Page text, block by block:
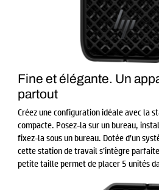
Fine et élégante. Un
partout
Créez une configuration idéale avec la
compacte. Posez-la sur un bureau,
fixez-la sous un bureau. Dotée d’un
cette station de travail s’intègre
petite taille permet de placer 5 unités